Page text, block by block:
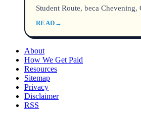
Student Route, beca Chevening,
costos en USD y GBP, y cómo
READ →
About
How We Get Paid
Resources
Sitemap
Privacy
Disclaimer
RSS